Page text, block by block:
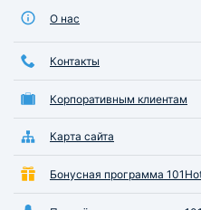
О нас
Контакты
Корпоративным клиентам
Карта сайта
Бонусная программа